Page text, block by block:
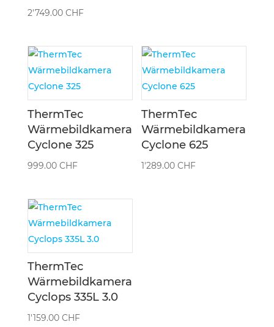
2'749.00 CHF
ThermTec
Wärmebildkamera
Cyclone 325
999.00 CHF
ThermTec
Wärmebildkamera
Cyclone 625
1'289.00CHF
ThermTec
Wärmebildkamera
Cyclops 335L 3.0
1'159.00 CHF